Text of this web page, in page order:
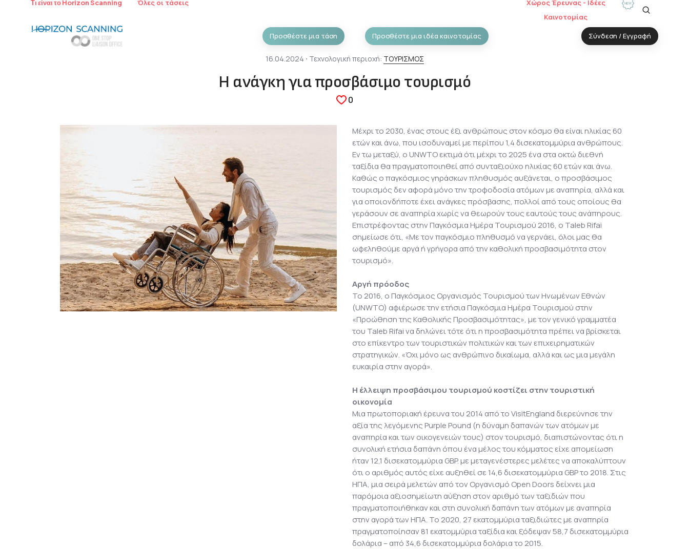
Τι είναι το Horizon Scanning Όλες οι τάσεις
Χώρος Έρευνας - Ιδέες
Καινοτομίας
Προσθέστε μια τάση Προσθέστε μια ιδέα καινοτομίας Σύνδεση / Εγγραφή
16.04.2024 ⋅ Τεχνολογική περιοχή: ΤΟΥΡΙΣΜΟΣ
Η ανάγκη για προσβάσιμο τουρισμό
0
Μέχρι το 2030, ένας στους έξι ανθρώπους στον κόσμο θα είναι ηλικίας 60
ετών και άνω, που ισοδυναμεί με περίπου 1,4 δισεκατομμύρια ανθρώπους.
Εν τω μεταξύ, ο UNWTO εκτιμά ότι μέχρι το 2025 ένα στα οκτώ διεθνή
ταξίδια θα πραγματοποιηθεί από συνταξιούχο ηλικίας 60 ετών και άνω.
Καθώς ο παγκόσμιος γηράσκων πληθυσμός αυξάνεται, ο προσβάσιμος
τουρισμός δεν αφορά μόνο την τροφοδοσία ατόμων με αναπηρία, αλλά και
για οποιονδήποτε έχει ανάγκες πρόσβασης, πολλοί από τους οποίους θα
γεράσουν σε αναπηρία χωρίς να θεωρούν τους εαυτούς τους ανάπηρους.
Επιστρέφοντας στην Παγκόσμια Ημέρα Τουρισμού 2016, ο Taleb Rifai
σημείωσε ότι, «Με τον παγκόσμιο πληθυσμό να γερνάει, όλοι μας θα
ωφεληθούμε αργά ή γρήγορα από την καθολική προσβασιμότητα στον
τουρισμό».
Αργή πρόοδος
Το 2016, ο Παγκόσμιος Οργανισμός Τουρισμού των Ηνωμένων Εθνών
(UNWTO) αφιέρωσε την ετήσια Παγκόσμια Ημέρα Τουρισμού στην
«Προώθηση της Καθολικής Προσβασιμότητας», με τον γενικό γραμματέα
του Taleb Rifai να δηλώνει τότε ότι η προσβασιμότητα πρέπει να βρίσκεται
στο επίκεντρο των τουριστικών πολιτικών και των επιχειρηματικών
στρατηγικών. «Όχι μόνο ως ανθρώπινο δικαίωμα, αλλά και ως μια μεγάλη
ευκαιρία στην αγορά».
Η έλλειψη προσβάσιμου τουρισμού κοστίζει στην τουριστική
οικονομία
Μια πρωτοποριακή έρευνα του 2014 από το VisitEngland διερεύνησε την
αξία της λεγόμενης Purple Pound (η δύναμη δαπανών των ατόμων με
αναπηρία και των οικογενειών τους) στον τουρισμό, διαπιστώνοντας ότι η
συνολική ετήσια δαπάνη όπου ένα μέλος του κόμματος είχε απομείωση
ήταν 12,1 δισεκατομμύρια GBP. με μεταγενέστερες μελέτες να αποκαλύπτουν
ότι ο αριθμός αυτός είχε αυξηθεί σε 14,6 δισεκατομμύρια GBP το 2018. Στις
ΗΠΑ, μια σειρά μελετών από τον Οργανισμό Open Doors δείχνει μια
παρόμοια αξιοσημείωτη αύξηση στον αριθμό των ταξιδιών που
πραγματοποιήθηκαν και στη συνολική δαπάνη των ατόμων με αναπηρία
στην αγορά των ΗΠΑ. Το 2020, 27 εκατομμύρια ταξιδιώτες με αναπηρία
πραγματοποίησαν 81 εκατομμύρια ταξίδια και ξόδεψαν 58,7 δισεκατομμύρια
δολάρια – από 34,6 δισεκατομμύρια δολάρια το 2015.